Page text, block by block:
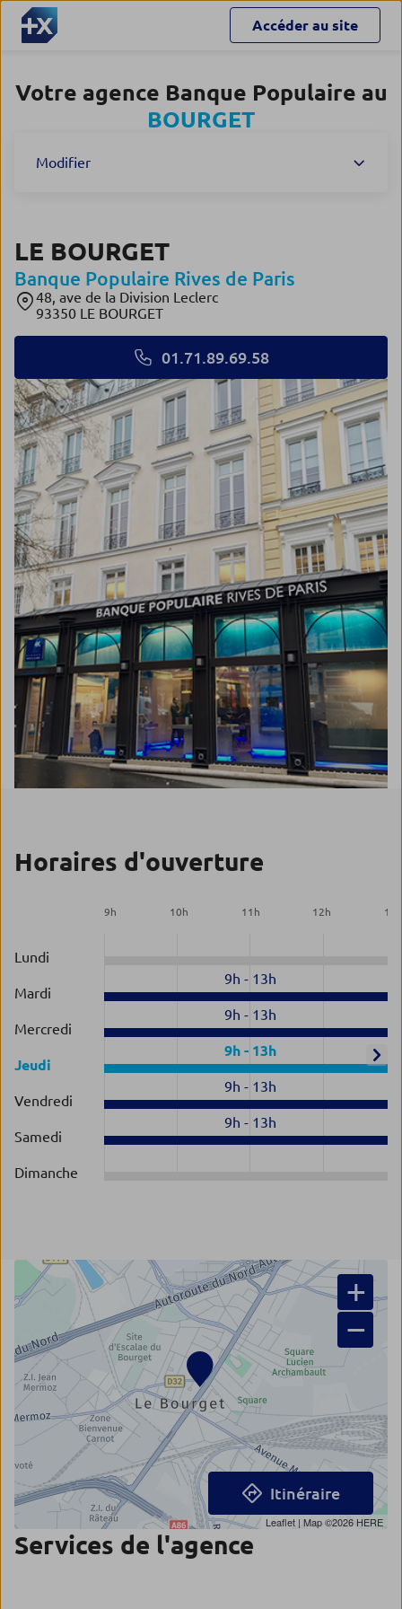
Accéder au site
Votre agence Banque Populaire au
BOURGET
Modifier
LE BOURGET
Banque Populaire Rives de Paris
48, ave de la Division Leclerc
93350 LE BOURGET
01.71.89.69.58
Horaires d'ouverture
9h 10h 11 h 12h 13
Lundi
Mardi
9h - 13h
Mercredi
9h - 13h
Jeudi
9h- 13h
Vendredi
9h - 13h
Samedi
9h - 13h
Dimanche
+
−
Leaflet | Map ©2026HERE
Itinéraire
Services de l'agence